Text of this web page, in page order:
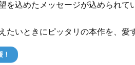
込めたメッセージが込められて
たいときにピッタリの本作を、愛